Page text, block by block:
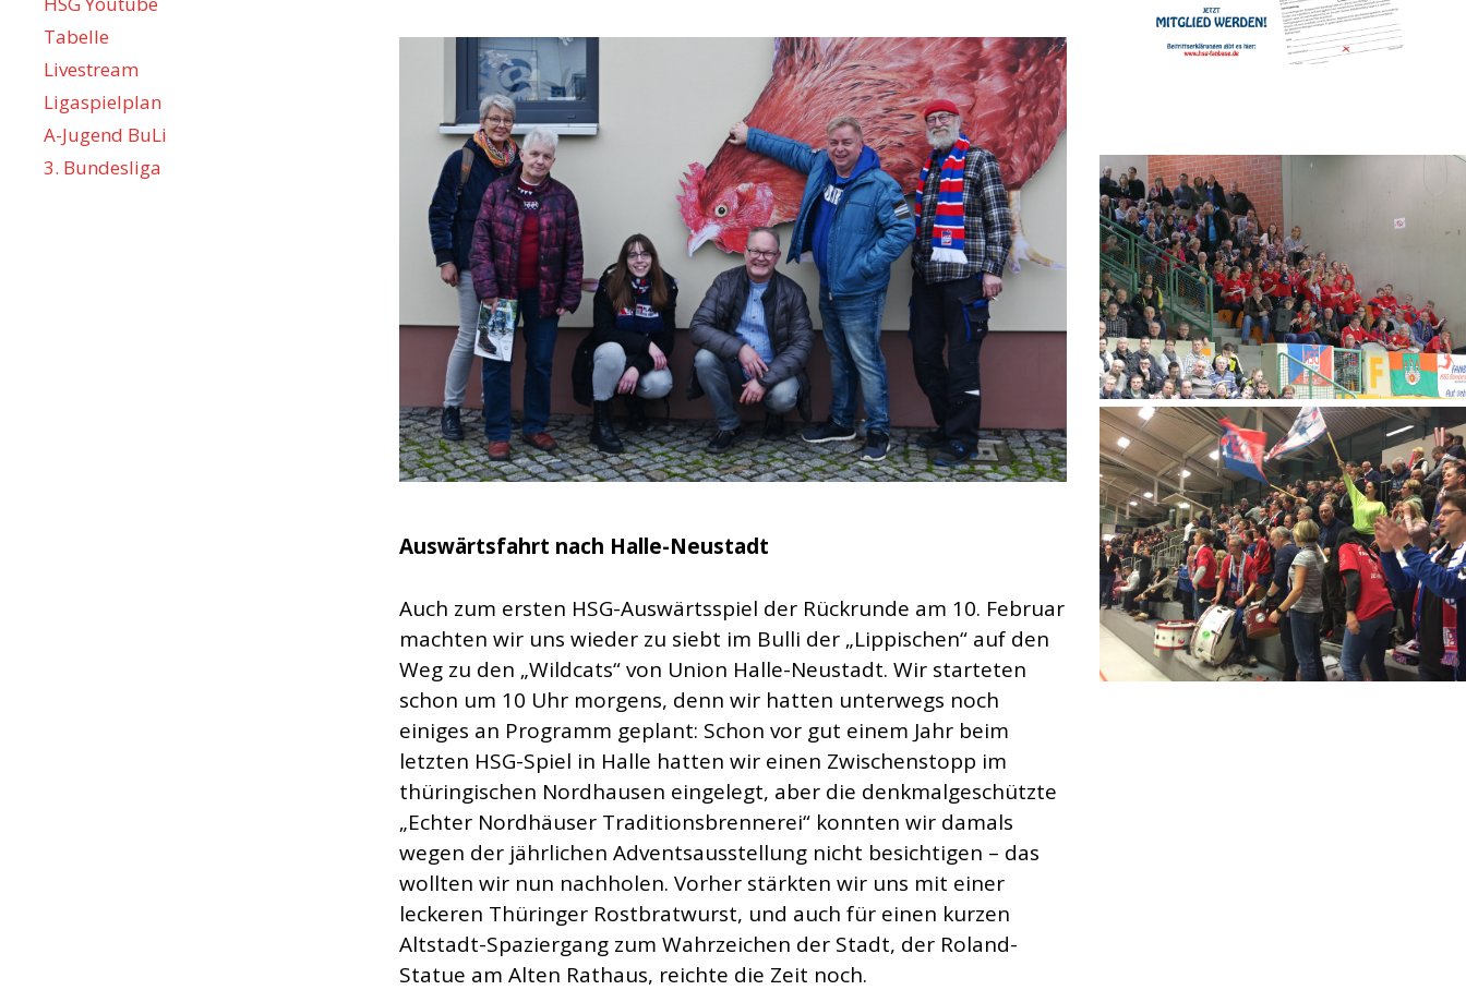
Auswärtsfahrt nach Halle-Neustadt
Auch zum ersten HSG-Auswärtsspiel der Rückrunde am 10. Februar
machten wir uns wieder zu siebt im Bulli der „Lippischen“ auf den
Weg zu den „Wildcats“ von Union Halle-Neustadt. Wir starteten
schon um 10 Uhr morgens, denn wir hatten unterwegs noch
einiges an Programm geplant: Schon vor gut einem Jahr beim
letzten HSG-Spiel in Halle hatten wir einen Zwischenstopp im
thüringischen Nordhausen eingelegt, aber die denkmalgeschützte
„Echter Nordhäuser Traditionsbrennerei“ konnten wir damals
wegen der jährlichen Adventsausstellung nicht besichtigen – das
wollten wir nun nachholen. Vorher stärkten wir uns mit einer
leckeren Thüringer Rostbratwurst, und auch für einen kurzen
Altstadt-Spaziergang zum Wahrzeichen der Stadt, der Roland-
Statue am Alten Rathaus, reichte die Zeit noch.
Tabelle
Livestream
Ligaspielplan
A-Jugend BuLi
3. Bundesliga